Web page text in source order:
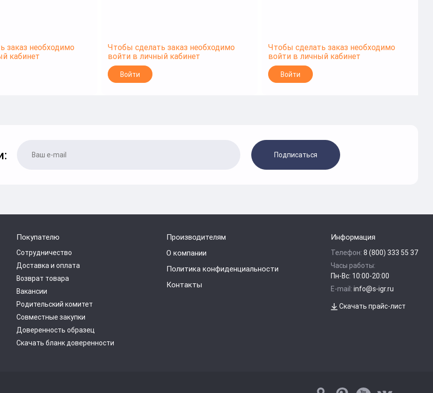
заказ необходимо
кабинет
Чтобы сделать заказ необходимо
войти в личный кабинет
Войти
Чтобы сделать заказ необходимо
войти в личный кабинет
Войти
Подписаться
Покупателю
Сотрудничество
Доставка и оплата
Возврат товара
Вакансии
Родительский комитет
Совместные закупки
Доверенность образец
Скачать бланк доверенности
Производителям
О компании
Политика конфиденциальности
Контакты
Информация
Телефон: 8 (800) 333 55 37
Часы работы:
Пн-Вс: 10:00-20:00
E-mail: info@s-igr.ru
Скачать прайс-лист